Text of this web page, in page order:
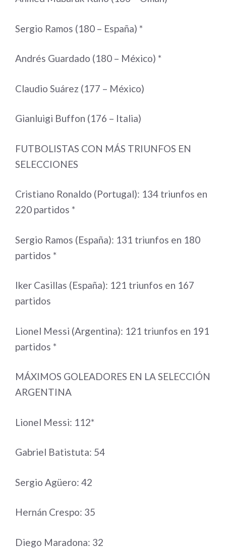
Sergio Ramos (180 – España) *
Andrés Guardado (180 – México) *
Claudio Suárez (177 – México)
Gianluigi Buffon (176 – Italia)
FUTBOLISTAS CON MÁS TRIUNFOS EN
SELECCIONES
Cristiano Ronaldo (Portugal): 134 triunfos en
220 partidos *
Sergio Ramos (España): 131 triunfos en 180
partidos *
Iker Casillas (España): 121 triunfos en 167
partidos
Lionel Messi (Argentina): 121 triunfos en 191
partidos *
MÁXIMOS GOLEADORES EN LA SELECCIÓN
ARGENTINA
Lionel Messi: 112*
Gabriel Batistuta: 54
Sergio Agüero: 42
Hernán Crespo: 35
Diego Maradona: 32